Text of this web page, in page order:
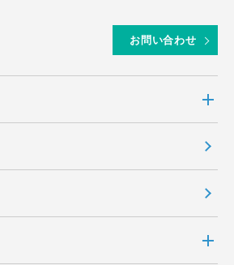
お問い合わせ